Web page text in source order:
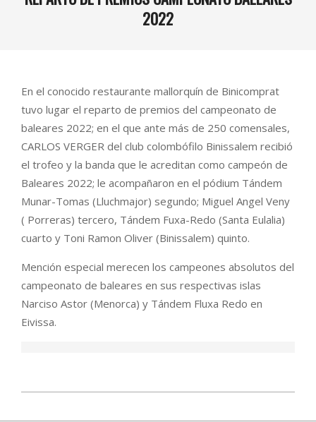
2022
En el conocido restaurante mallorquín de Binicomprat
tuvo lugar el reparto de premios del campeonato de
baleares 2022; en el que ante más de 250 comensales,
CARLOS VERGER del club colombófilo Binissalem recibió
el trofeo y la banda que le acreditan como campeón de
Baleares 2022; le acompañaron en el pódium Tándem
Munar-Tomas (Lluchmajor) segundo; Miguel Angel Veny
( Porreras) tercero, Tándem Fuxa-Redo (Santa Eulalia)
cuarto y Toni Ramon Oliver (Binissalem) quinto.
Mención especial merecen los campeones absolutos del
campeonato de baleares en sus respectivas islas
Narciso Astor (Menorca) y Tándem Fluxa Redo en
Eivissa.
11-